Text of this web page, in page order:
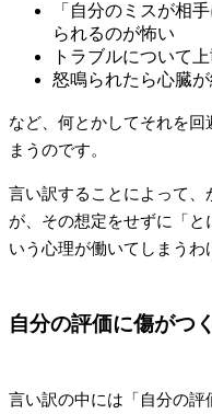
「自分のミスが相
られるのが怖い
トラブルについて
怒鳴られたら心臓
など、何とかしてそれを
まうのです。
言い訳することによって
が、その想定をせずに「と
いう心理が働いてしまうわ
自分の評価に傷がつ
言い訳の中には「自分の